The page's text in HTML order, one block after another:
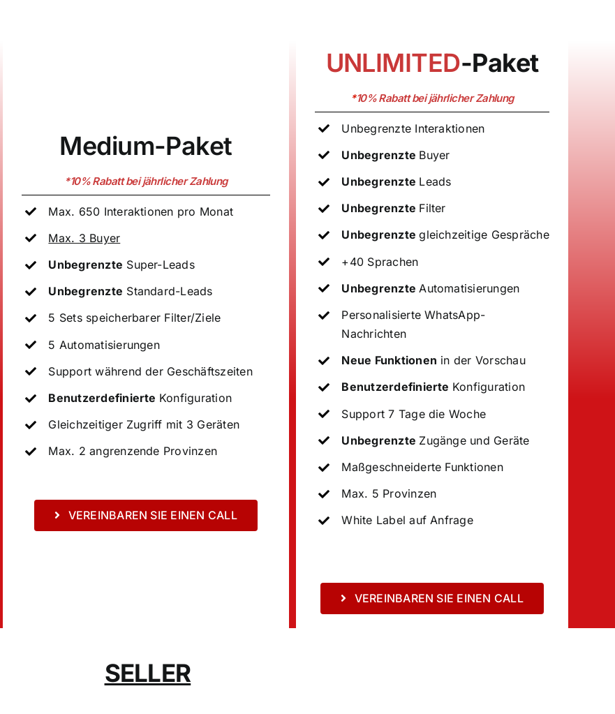
Medium-Paket
*10%Rabatt bei jährlicher Zahlung
Max. 650 Interaktionen pro Monat
Max. 3 Buyer
Unbegrenzte Super-Leads
Unbegrenzte Standard-Leads
5 Sets speicherbarer Filter/Ziele
5 Automatisierungen
Support während der Geschäftszeiten
Benutzerdefinierte Konfiguration
Gleichzeitiger Zugriff mit 3 Geräten
Max. 2 angrenzende Provinzen
VEREINBAREN SIE EINEN CALL
UNLIMITED-Paket
*10%Rabatt bei jährlicher Zahlung
Unbegrenzte Interaktionen
Unbegrenzte Buyer
Unbegrenzte Leads
Unbegrenzte Filter
Unbegrenztegleichzeitige Gespräche
+40 Sprachen
Unbegrenzte Automatisierungen
Personalisierte WhatsApp-
Nachrichten
Neue Funktionen in der Vorschau
Benutzerdefinierte Konfiguration
Support 7 Tage die Woche
Unbegrenzte Zugänge und Geräte
Maßgeschneiderte Funktionen
Max. 5 Provinzen
White Label auf Anfrage
VEREINBAREN SIE EINEN CALL
SELLER